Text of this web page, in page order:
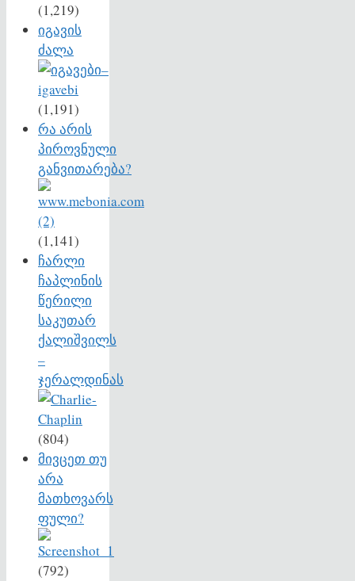
(1,219)
იგავის
ძალა
(1,191)
რა არის
პიროვნული
განვითარება?
(1,141)
ჩარლი
ჩაპლინის
წერილი
საკუთარ
ქალიშვილს
–
ჯერალდინას
(804)
მივცეთ თუ
არა
მათხოვარს
ფული?
(792)